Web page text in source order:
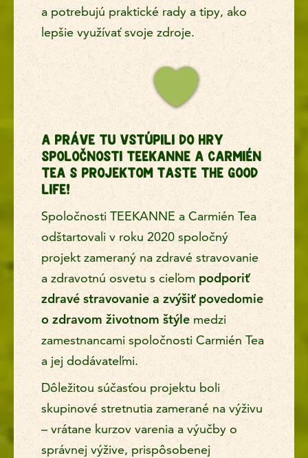
a potrebujú praktické rady a tipy, ako
lepšie využívať svoje zdroje.
A PRÁVE TU VSTÚPILI DO HRY
SPOLOČNOSTI TEEKANNE A CARMIÉN
TEA S PROJEKTOM TASTE THE GOOD
LIFE!
Spoločnosti TEEKANNE a Carmién Tea
odštartovali v roku 2020 spoločný
projekt zameraný na zdravé stravovanie
a zdravotnú osvetu s cieľom podporiť
zdravé stravovanie a zvýšiť povedomie
o zdravom životnom štýle medzi
zamestnancami spoločnosti Carmién Tea
a jej dodávateľmi.
Dôležitou súčasťou projektu boli
skupinové stretnutia zamerané na výživu
– vrátane kurzov varenia a výučby o
správnej výžive, prispôsobenej